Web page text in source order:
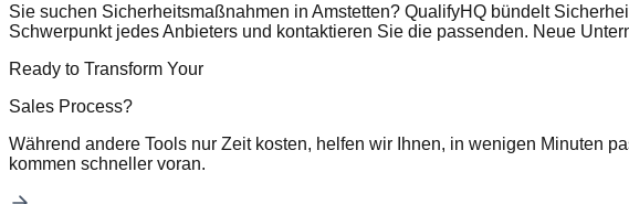
Sie suchen Sicherheitsmaßnahmen in Amstetten? QualifyHQ bündelt
Schwerpunkt jedes Anbieters und kontaktieren Sie die passenden. Neue
Ready to Transform Your
Sales Process?
Während andere Tools nur Zeit kosten, helfen wir Ihnen, in wenigen Minuten
kommen schneller voran.